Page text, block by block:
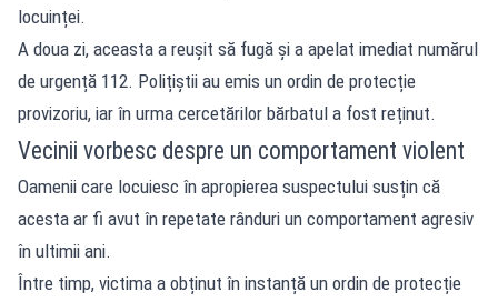
locuinței.
A doua zi, aceasta a reușit să fugă și a apelat imediat numărul
de urgență 112. Polițiștii au emis un ordin de protecție
provizoriu, iar în urma cercetărilor bărbatul a fost reținut.
Vecinii vorbesc despre un comportament violent
Oamenii care locuiesc în apropierea suspectului susțin că
acesta ar fi avut în repetate rânduri un comportament agresiv
în ultimii ani.
Între timp, victima a obținut în instanță un ordin de protecție